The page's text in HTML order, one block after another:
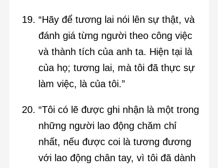
“Hãy để tương lai nói lên sự thật, và
đánh giá từng người theo công việc
và thành tích của anh ta. Hiện tại là
của họ; tương lai, mà tôi đã thực sự
làm việc, là của tôi.”
“Tôi có lẽ được ghi nhận là một trong
những người lao động chăm chỉ
nhất, nếu được coi là tương đương
với lao động chân tay, vì tôi đã dành